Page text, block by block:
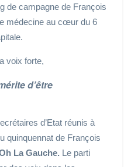
de campagne de François
médecine au cœur du 6
voix forte,
d’être
d’Etat réunis à
quinquennat de François
La Gauche. Le parti